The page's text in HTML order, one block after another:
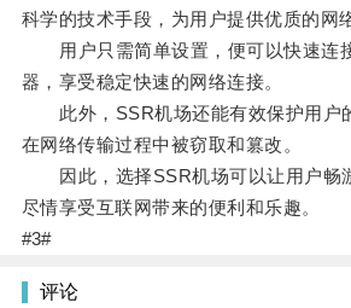
科学的技术手段，为用户提供优质的网
用户只需简单设置，便可以快速连
器，享受稳定快速的网络连接。
此外，SSR机场还能有效保护用户
在网络传输过程中被窃取和篡改。
因此，选择SSR机场可以让用户畅
尽情享受互联网带来的便利和乐趣。
#3#
评论